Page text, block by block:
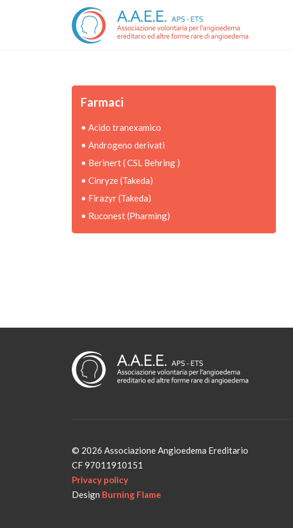
Farmaci
• Acido tranexamico
• Androgeno derivati
• Berinert ( CSL Behring )
• Cinryze (Takeda)
• Firazyr (Takeda)
• Ruconest (Pharming)
© 2026 Associazione Angioedema Ereditario
CF 97011910151
Privacy policy
Design Burning Flame